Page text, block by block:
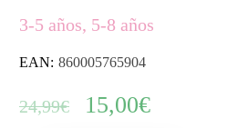
3-5 años, 5-8 años
EAN: 860005765904
24,99€
El
15,00€